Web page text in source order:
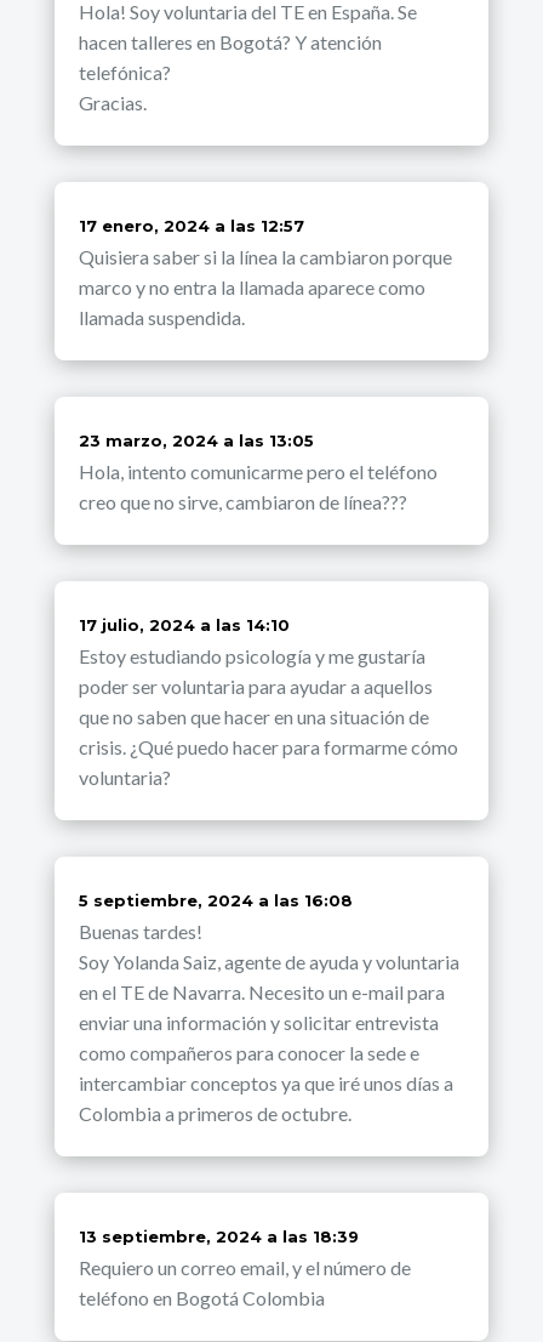
Hola! Soy voluntaria del TE en España. Se
hacen talleres en Bogotá? Y atención
telefónica?
Gracias.
dice:
17 enero, 2024 a las 12:57
Quisiera saber si la línea la cambiaron porque
marco y no entra la llamada aparece como
llamada suspendida.
dice:
23 marzo, 2024 a las 13:05
Hola, intento comunicarme pero el teléfono
creo que no sirve, cambiaron de línea???
dice:
17 julio, 2024 a las 14:10
Estoy estudiando psicología y me gustaría
poder ser voluntaria para ayudar a aquellos
que no saben que hacer en una situación de
crisis. ¿Qué puedo hacer para formarme cómo
voluntaria?
dice:
5 septiembre, 2024 a las 16:08
Buenas tardes!
Soy Yolanda Saiz, agente de ayuda y voluntaria
en el TE de Navarra. Necesito un e-mail para
enviar una información y solicitar entrevista
como compañeros para conocer la sede e
intercambiar conceptos ya que iré unos días a
Colombia a primeros de octubre.
dice:
13 septiembre, 2024 a las 18:39
Requiero un correo email, y el número de
teléfono en Bogotá Colombia